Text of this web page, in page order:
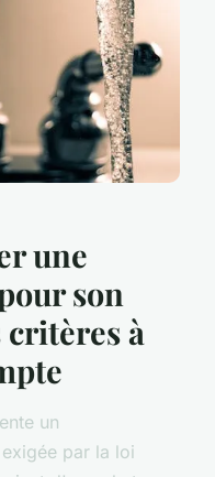
une
son
à
un
par la loi